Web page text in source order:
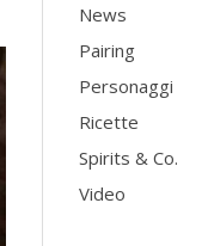
News
Pairing
Personaggi
Ricette
Spirits & Co.
Video